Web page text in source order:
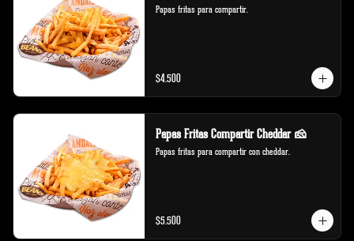
Papas fritas para compartir.
$4.500
Papas Fritas Compartir Cheddar 🧀
Papas fritas para compartir con cheddar.
$5.500